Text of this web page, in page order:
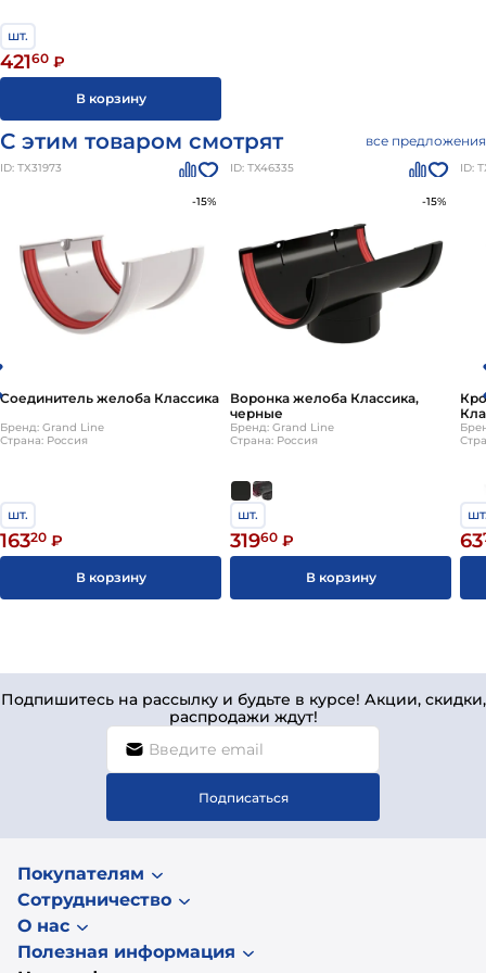
шт.
42160 ₽
В корзину
С этим товаром смотрят все предложения
ID: ТХ31973
-15%
Соединитель желоба Классика
Бренд: Grand Line
Страна: Россия
шт.
16320 ₽
В корзину
ID: ТХ46335
-15%
Воронка желоба Классика,
черные
Бренд: Grand Line
Страна: Россия
шт.
31960 ₽
В корзину
ID:
63
Подпишитесь на рассылку и будьте в курсе! Акции, скидки,
распродажи ждут!
Подписаться
Покупателям
Сотрудничество
О нас
Полезная информация